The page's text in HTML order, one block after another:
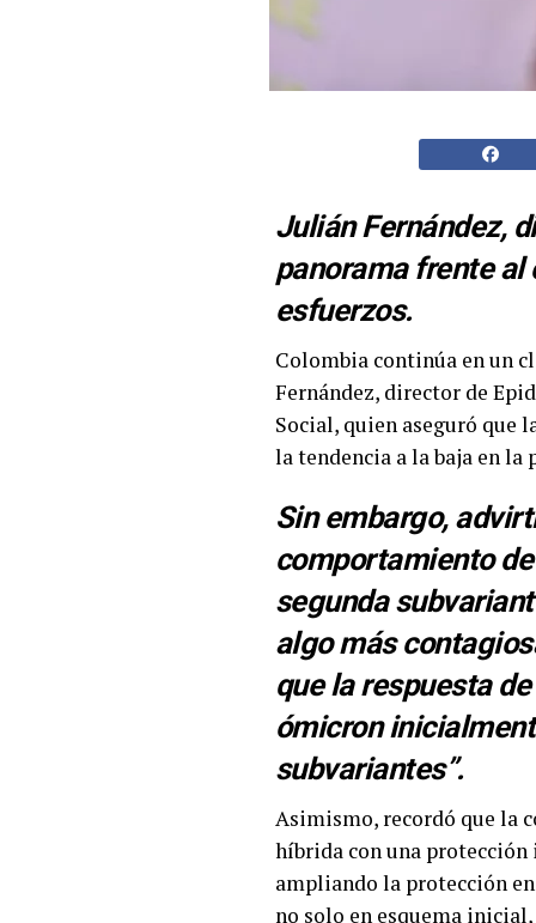
Julián Fernández,
panorama frente al
esfuerzos.
Colombia continúa en un
Fernández, director de
Social, quien aseguró que
la tendencia a la baja en
Sin embargo,
comportamiento
segunda
algo más
que la respuesta
ómicron
subvariantes”.
Asimismo, recordó que la
híbrida con una
ampliando la protección
no solo en esquema